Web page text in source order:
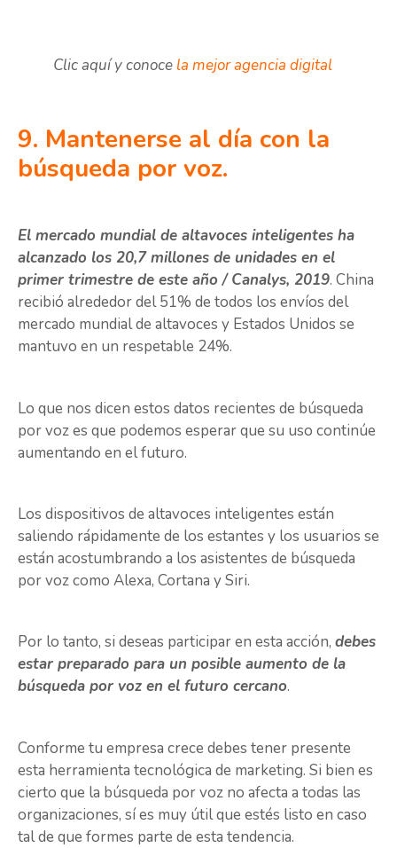
Clic aquí y conoce la mejor agencia digital
9. Mantenerse al día con la
búsqueda por voz.
El mercado mundial de altavoces inteligentes ha
alcanzado los 20,7 millones de unidades en el
primer trimestre de este año / Canalys, 2019. China
recibió alrededor del 51% de todos los envíos del
mercado mundial de altavoces y Estados Unidos se
mantuvo en un respetable 24%.
Lo que nos dicen estos datos recientes de búsqueda
por voz es que podemos esperar que su uso continúe
aumentando en el futuro.
Los dispositivos de altavoces inteligentes están
saliendo rápidamente de los estantes y los usuarios se
están acostumbrando a los asistentes de búsqueda
por voz como Alexa, Cortana y Siri.
Por lo tanto, si deseas participar en esta acción, debes
estar preparado para un posible aumento de la
búsqueda por voz en el futuro cercano.
Conforme tu empresa crece debes tener presente
esta herramienta tecnológica de marketing. Si bien es
cierto que la búsqueda por voz no afecta a todas las
organizaciones, sí es muy útil que estés listo en caso
tal de que formes parte de esta tendencia.